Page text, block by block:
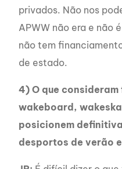
privados. Não nos
APWW não era e não
não tem
de estado.
4) O que
wakeboard,
posicionem
desportos de verão